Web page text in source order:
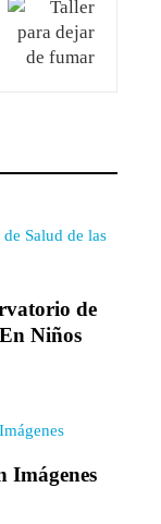
de
Niños
Imágenes